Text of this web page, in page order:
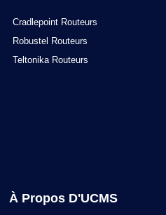
Cradlepoint Routeurs
Robustel Routeurs
Teltonika Routeurs
À Propos D'UCMS